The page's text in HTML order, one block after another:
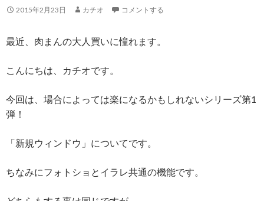
2015年2月23日 カチオ コメントする
最近、肉まんの大人買いに憧れます。
こんにちは、カチオです。
今回は、場合によっては楽になるかもしれないシリーズ第1
弾！
「新規ウィンドウ」についてです。
ちなみにフォトショとイラレ共通の機能です。